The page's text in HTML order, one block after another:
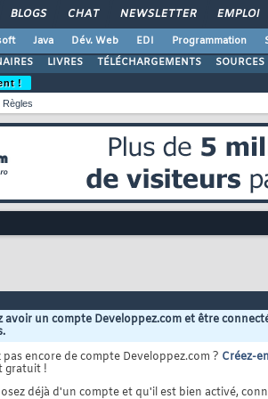
BLOGS CHAT NEWSLETTER EMPLOI
Java Dév. Web EDI Programmation
LIVRES TÉLÉCHARGEMENTS SOURCES
!
Règles
avoir un compte Developpez.com et être
pas encore de compte Developpez.com ? Créez-
gratuit !
déjà d'un compte et qu'il est bien activé,